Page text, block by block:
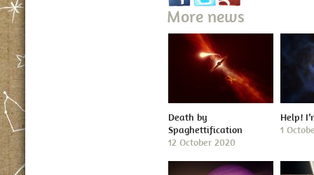
More news
Death by
Spaghettification
12 October 2020
Help!
1